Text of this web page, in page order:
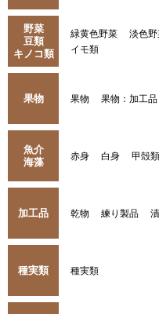
野菜
豆類
キノコ類
緑黄色野菜 淡色
イモ類
果物 果物 果物：加工品
魚介
海藻
赤身 白身 甲殻類
加工品 乾物 練り製品
種実類 種実類